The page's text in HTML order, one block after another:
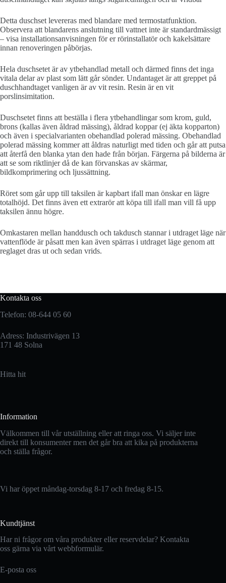
Detta duschset levereras med blandare med termostatfunktion.
Observera att blandarens anslutning till vattnet inte är standardmässigt
– visa installationsanvisningen för er rörinstallatör och kakelsättare
innan renoveringen påbörjas.
Hela duschsetet är av ytbehandlad metall och därmed finns det inga
vitala delar av plast som lätt går sönder. Undantaget är att greppet på
duschhandtaget vanligen är av vit resin. Resin är en vit
porslinsimitation.
Duschsetet finns att beställa i flera ytbehandlingar som krom, guld,
brons (kallas även åldrad mässing), åldrad koppar (ej äkta kopparton)
och även i specialvarianten obehandlad polerad mässing. Obehandlad
polerad mässing kommer att åldras naturligt med tiden och går att putsa
att återfå den blanka ytan den hade från början. Färgerna på bilderna är
att se som riktlinjer då de kan förvanskas av skärmar,
bildkomprimering och ljussättning.
Röret som går upp till taksilen är kapbart ifall man önskar en lägre
totalhöjd. Det finns även ett extrarör att köpa till ifall man vill få upp
taksilen ännu högre.
Omkastaren mellan handdusch och takdusch stannar i utdraget läge när
vattenflöde är påsatt men kan även spärras i utdraget läge genom att
reglaget dras ut och sedan vrids.
Kontakta oss
Telefon: 08-644 05 60
Adress: Industrivägen 13
171 48 Solna
Hitta hit
Information
Välkommen till vår utställning eller att ringa oss. Vi säljer inte
direkt till konsumenter men det går bra att kika på produkterna
och ställa frågor.
Vi har öppet måndag-torsdag 8-17 och fredag 8-15.
Kundtjänst
Har ni frågor om våra produkter eller reservdelar? Kontakta
oss gärna via vårt webbformulär.
E-posta oss